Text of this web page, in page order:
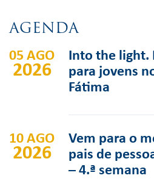
AGENDA
05 AGO
2026
Into the light.
para jovens
Fátima
10 AGO
2026
Vem para o
pais de
– 4.ª semana